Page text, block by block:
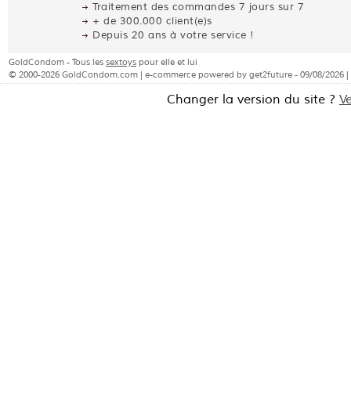
Traitement des commandes 7 jours sur 7
+ de 300.000 client(e)s
Depuis 20 ans à votre service !
GoldCondom - Tous les sextoys pour elle et lui
© 2000-2026 GoldCondom.com | e-commerce powered by get2future - 09/08/2026 |
Changer la version du site ?